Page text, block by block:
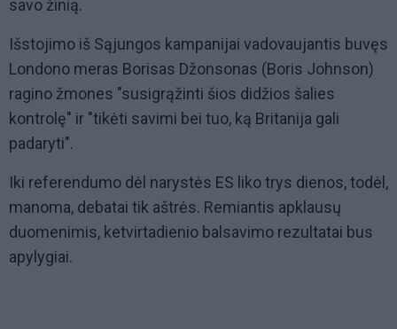
savo žinią.
Išstojimo iš Sąjungos kampanijai vadovaujantis buvęs
Londono meras Borisas Džonsonas (Boris Johnson)
ragino žmones "susigrąžinti šios didžios šalies
kontrolę" ir "tikėti savimi bei tuo, ką Britanija gali
padaryti".
Iki referendumo dėl narystės ES liko trys dienos, todėl,
manoma, debatai tik aštrės. Remiantis apklausų
duomenimis, ketvirtadienio balsavimo rezultatai bus
apylygiai.